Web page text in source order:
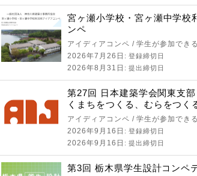
宮ヶ瀬小学校・宮ヶ瀬中学校
ンペ
アイディアコンペ / 学生が参加でき
2026年7月26日 : 登録締切日
2026年8月31日 : 提出締切日
第27回 日本建築学会関東支
くまちをつくる、むらをつく
アイディアコンペ / 学生が参加でき
2026年9月16日 : 登録締切日
2026年9月16日 : 提出締切日
第3回 栃木県学生設計コンペ